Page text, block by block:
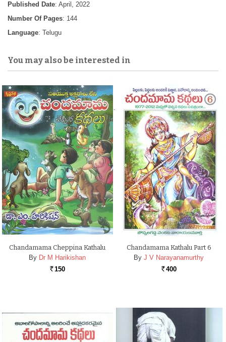
Published Date: April, 2022
Number Of Pages: 144
Language: Telugu
You may also be interested in
Chandamama Cheppina Kathalu
By Dr M Harikishan
Rs. 150
Chandamama Kathalu Part 6
By J V Narayanamurthy
Rs. 400